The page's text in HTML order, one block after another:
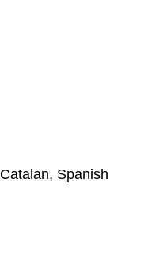
Catalan, Spanish